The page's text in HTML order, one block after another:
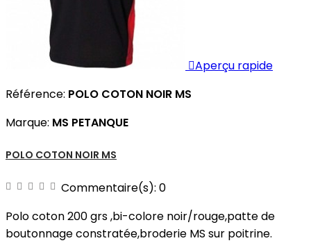
Aperçu rapide
Référence: POLO COTON NOIR MS
Marque: MS PETANQUE
POLO COTON NOIR MS
Commentaire(s): 0
Polo coton 200 grs ,bi-colore noir/rouge,patte de
boutonnage constratée,broderie MS sur poitrine.